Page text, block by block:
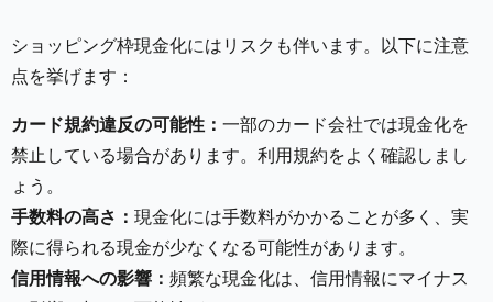
ショッピング枠現金化にはリスクも伴います。以下に注意
点を挙げます：
カード規約違反の可能性： 一部のカード会社では現金化を
禁止している場合があります。利用規約をよく確認しまし
ょう。
手数料の高さ： 現金化には手数料がかかることが多く、実
際に得られる現金が少なくなる可能性があります。
信用情報への影響： 頻繁な現金化は、信用情報にマイナス